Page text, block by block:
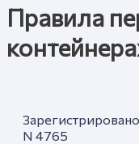
Правила
N 4765